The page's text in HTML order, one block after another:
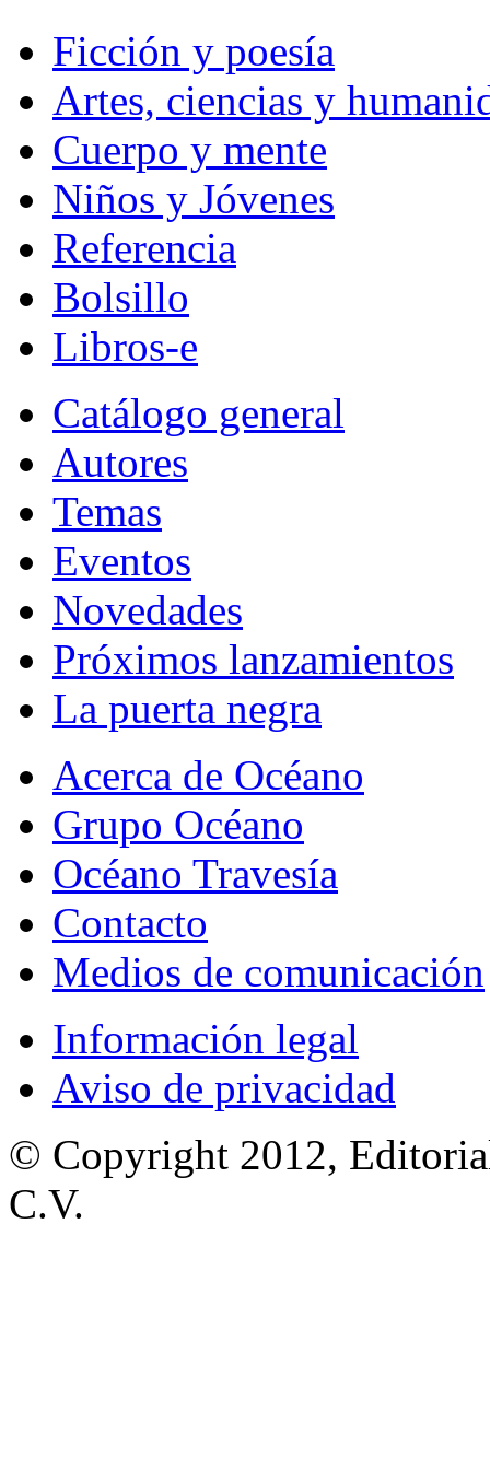
Ficción y poesía
Artes, ciencias y
Cuerpo y mente
Niños y Jóvenes
Referencia
Bolsillo
Libros-e
Catálogo general
Autores
Temas
Eventos
Novedades
Próximos lanzamientos
La puerta negra
Acerca de Océano
Grupo Océano
Océano Travesía
Contacto
Medios de comunicación
Información legal
Aviso de privacidad
© Copyright 2012,
C.V.